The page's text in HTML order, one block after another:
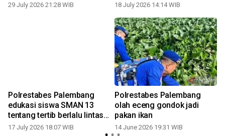
29 July 2026 21:28 WIB 18 July 2026 14:14 WIB
Polrestabes Palembang
edukasi siswa SMAN 13
tentang tertib berlalu lintas
ke siswa SMA
17 July 2026 18:07 WIB
Polrestabes Palembang
olah eceng gondok jadi
pakan ikan
14 June 2026 19:31 WIB